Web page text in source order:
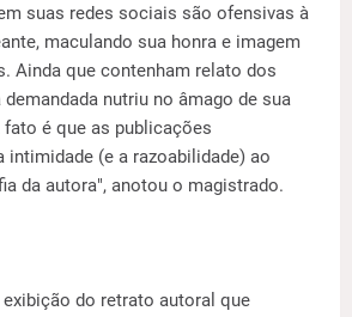
suas redes sociais são ofensivas à
maculando sua honra e imagem
Ainda que contenham relato dos
nutriu no âmago de sua
é que as publicações
intimidade (e a razoabilidade) ao
da autora", anotou o magistrado.
do retrato autoral que